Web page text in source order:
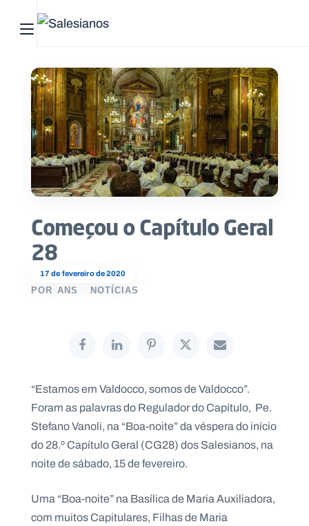
Abrir menu principal
17 de fevereiro de 2020
Começou o Capítulo Geral
28
POR ANS NOTÍCIAS
“Estamos em Valdocco, somos de Valdocco”.
Foram as palavras do Regulador do Capítulo, Pe.
Stefano Vanoli, na “Boa-noite” da véspera do início
do 28.º Capítulo Geral (CG28) dos Salesianos, na
noite de sábado, 15 de fevereiro.
Uma “Boa-noite” na Basílica de Maria Auxiliadora,
com muitos Capitulares, Filhas de Maria
Pesquisar no site
Início
Quem
somos
O
que
fazemos
Recursos
O
T
L
N
A
C
O
S
a